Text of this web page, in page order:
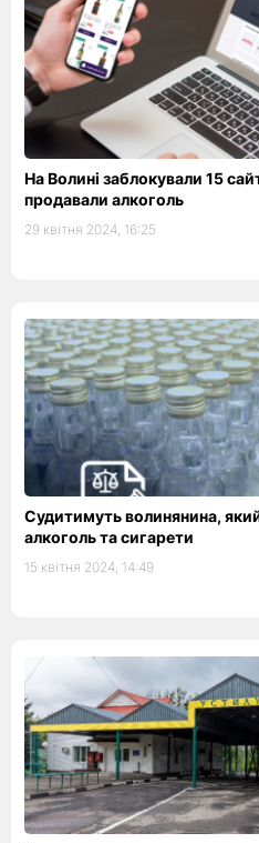
На Волині заблокували 15
продавали алкоголь
29 квітня 2024, 16:25
Судитимуть волинянина,
алкоголь та сигарети
15 квітня 2024, 14:49